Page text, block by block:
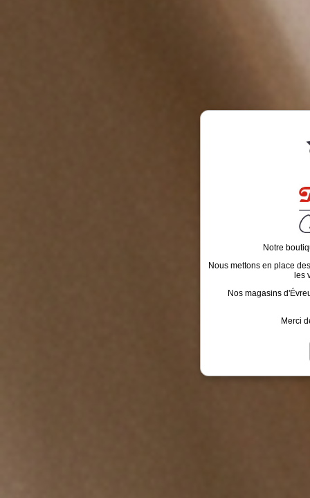
Notre
Nous mettons en place
les
Nos magasins
Merci